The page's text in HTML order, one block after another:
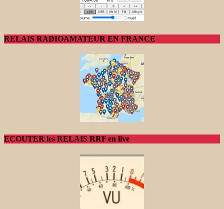
RELAIS RADIOAMATEUR EN FRANCE
ECOUTER les RELAIS RRF en live